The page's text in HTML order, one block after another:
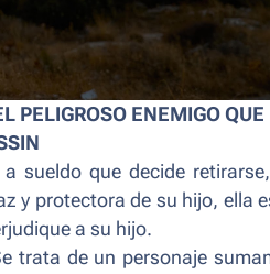
PELIGROSO ENEMIGO QUE
sueldo que decide
y protectora de su hijo, ella
a su hijo.
trata de un personaje